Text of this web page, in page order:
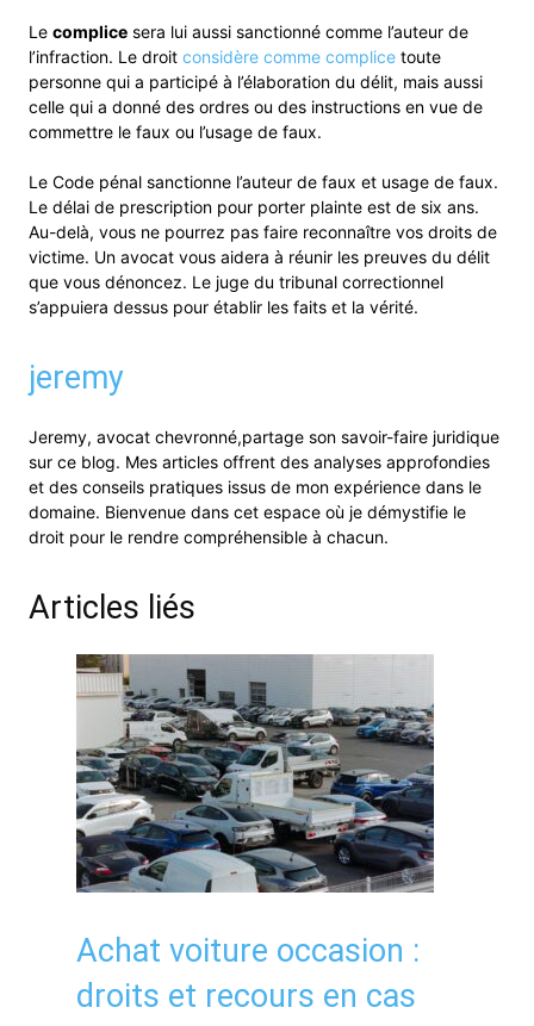
Le complice sera lui aussi sanctionné comme l’auteur de
l’infraction. Le droit considère comme complice toute
personne qui a participé à l’élaboration du délit, mais aussi
celle qui a donné des ordres ou des instructions en vue de
commettre le faux ou l’usage de faux.
Le Code pénal sanctionne l’auteur de faux et usage de faux.
Le délai de prescription pour porter plainte est de six ans.
Au-delà, vous ne pourrez pas faire reconnaître vos droits de
victime. Un avocat vous aidera à réunir les preuves du délit
que vous dénoncez. Le juge du tribunal correctionnel
s’appuiera dessus pour établir les faits et la vérité.
jeremy
Jeremy, avocat chevronné,partage son savoir-faire juridique
sur ce blog. Mes articles offrent des analyses approfondies
et des conseils pratiques issus de mon expérience dans le
domaine. Bienvenue dans cet espace où je démystifie le
droit pour le rendre compréhensible à chacun.
Articles liés
Achat voiture occasion :
droits et recours en cas